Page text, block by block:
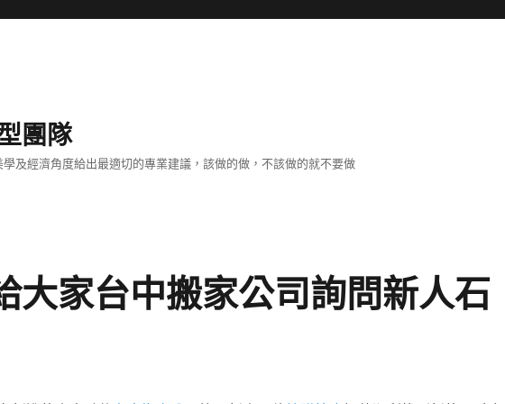
團隊
及經濟角度給出最適切的專業建議，該做的做，不該做的就不要做
大家台中搬家公司詢問新人石